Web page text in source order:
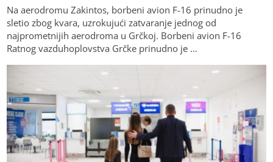
Na aerodromu Zakintos, borbeni avion F-16 prinudno je
sletio zbog kvara, uzrokujući zatvaranje jednog od
najprometnijih aerodroma u Grčkoj. Borbeni avion F-16
Ratnog vazduhoplovstva Grčke prinudno je …